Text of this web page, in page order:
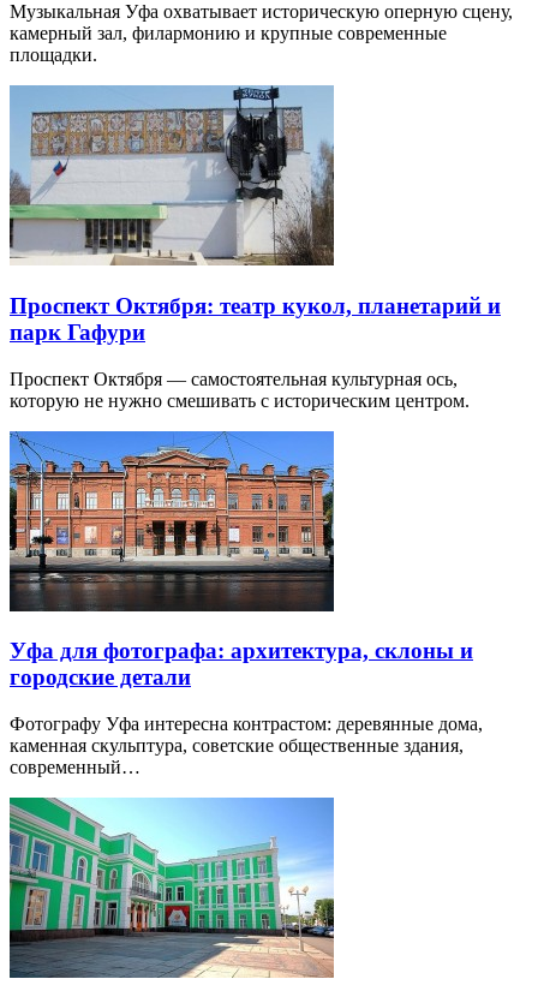
Музыкальная Уфа охватывает историческую оперную сцену,
камерный зал, филармонию и крупные современные
площадки.
Проспект Октября: театр кукол, планетарий и
парк Гафури
Проспект Октября — самостоятельная культурная ось,
которую не нужно смешивать с историческим центром.
Уфа для фотографа: архитектура, склоны и
городские детали
Фотографу Уфа интересна контрастом: деревянные дома,
каменная скульптура, советские общественные здания,
современный…